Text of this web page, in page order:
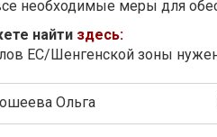
меры для
найти здесь:
ЕС/Шенгенской зоны
Ольга